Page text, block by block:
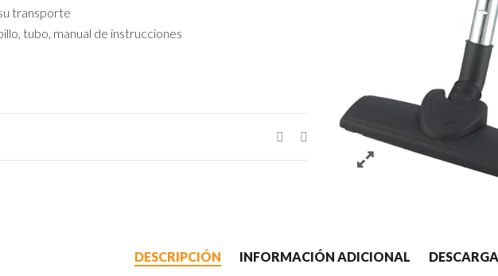
transporte
tubo, manual de instrucciones
DESCRIPCIÓN INFORMACIÓN ADICIONAL